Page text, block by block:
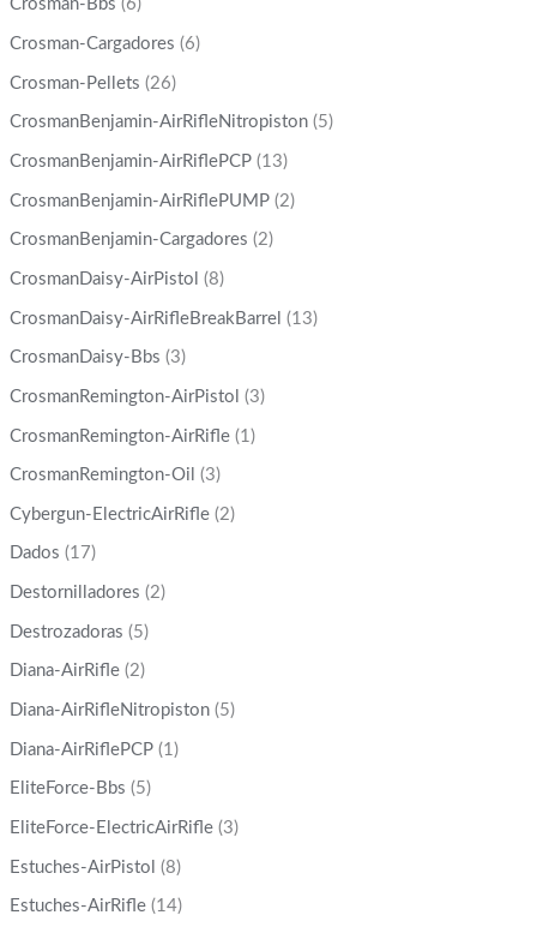
Crosman-Bbs (6)
Crosman-Cargadores (6)
Crosman-Pellets (26)
CrosmanBenjamin-AirRifleNitropiston (5)
CrosmanBenjamin-AirRiflePCP (13)
CrosmanBenjamin-AirRiflePUMP (2)
CrosmanBenjamin-Cargadores (2)
CrosmanDaisy-AirPistol (8)
CrosmanDaisy-AirRifleBreakBarrel (13)
CrosmanDaisy-Bbs (3)
CrosmanRemington-AirPistol (3)
CrosmanRemington-AirRifle (1)
CrosmanRemington-Oil (3)
Cybergun-ElectricAirRifle (2)
Dados (17)
Destornilladores (2)
Destrozadoras (5)
Diana-AirRifle (2)
Diana-AirRifleNitropiston (5)
Diana-AirRiflePCP (1)
EliteForce-Bbs (5)
EliteForce-ElectricAirRifle (3)
Estuches-AirPistol (8)
Estuches-AirRifle (14)